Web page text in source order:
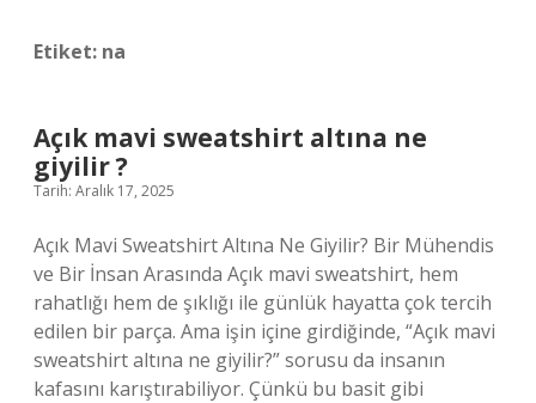
Etiket: na
Açık mavi sweatshirt altına ne
giyilir ?
Tarih: Aralık 17, 2025
Açık Mavi Sweatshirt Altına Ne Giyilir? Bir Mühendis
ve Bir İnsan Arasında Açık mavi sweatshirt, hem
rahatlığı hem de şıklığı ile günlük hayatta çok tercih
edilen bir parça. Ama işin içine girdiğinde, “Açık mavi
sweatshirt altına ne giyilir?” sorusu da insanın
kafasını karıştırabiliyor. Çünkü bu basit gibi